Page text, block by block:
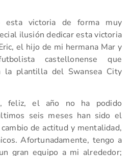
esta victoria de forma muy
ilusión dedicar esta victoria
el hijo de mi hermana Mar y
castellonense que
la plantilla del Swansea City
feliz, el año no ha podido
seis meses han sido el
de actitud y mentalidad,
Afortunadamente, tengo a
gran equipo a mi alrededor;